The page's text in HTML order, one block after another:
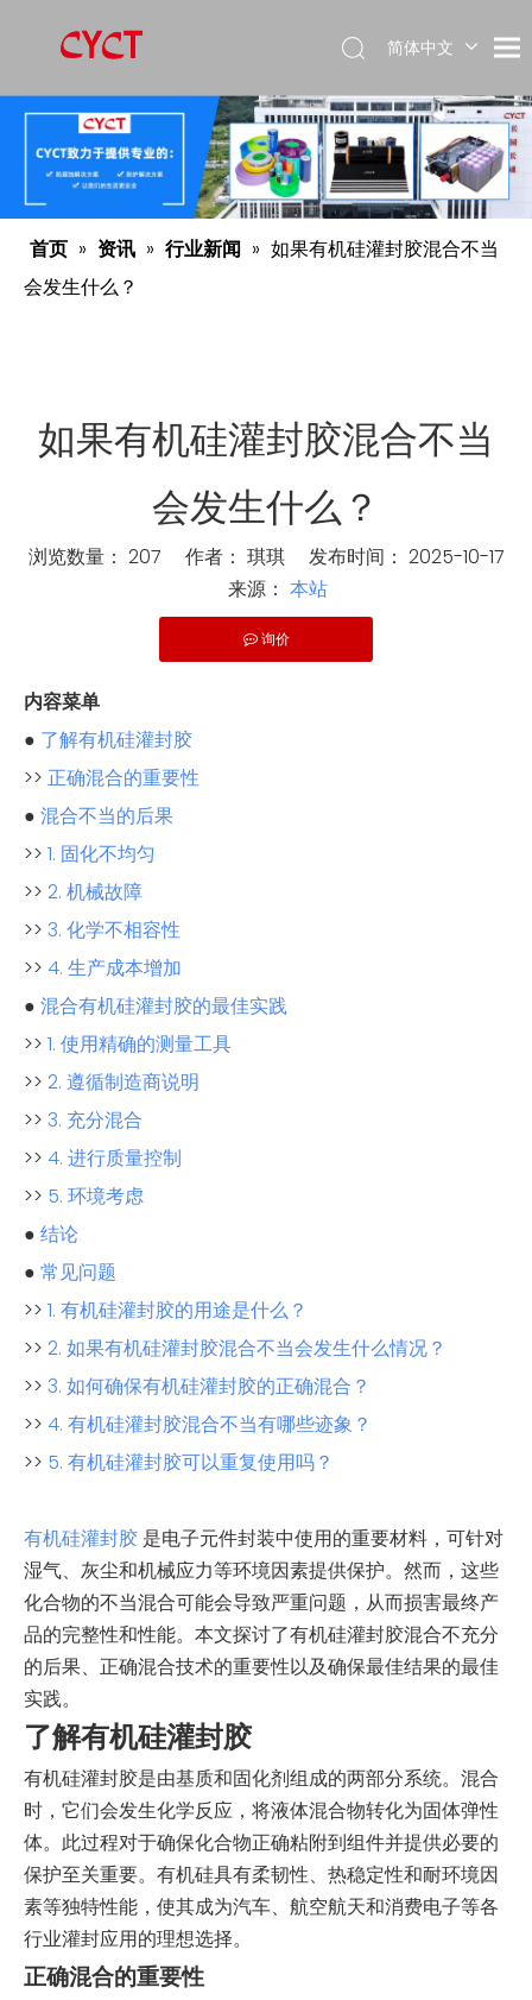
简体中文
English
首页 » 资讯 » 行业新闻 » 如果有机硅灌封胶混合不当
会发生什么？
如果有机硅灌封胶混合不当
会发生什么？
浏览数量： 207 作者： 琪琪 发布时间： 2025-10-17
来源： 本站
询价
["wechat"]
内容菜单
● 了解有机硅灌封胶
>> 正确混合的重要性
● 混合不当的后果
>> 1. 固化不均匀
>> 2. 机械故障
>> 3. 化学不相容性
>> 4. 生产成本增加
● 混合有机硅灌封胶的最佳实践
>> 1. 使用精确的测量工具
>> 2. 遵循制造商说明
>> 3. 充分混合
>> 4. 进行质量控制
>> 5. 环境考虑
● 结论
● 常见问题
>> 1. 有机硅灌封胶的用途是什么？
>> 2. 如果有机硅灌封胶混合不当会发生什么情况？
>> 3. 如何确保有机硅灌封胶的正确混合？
>> 4. 有机硅灌封胶混合不当有哪些迹象？
>> 5. 有机硅灌封胶可以重复使用吗？
有机硅灌封胶 是电子元件封装中使用的重要材料，可针对
湿气、灰尘和机械应力等环境因素提供保护。然而，这些
化合物的不当混合可能会导致严重问题，从而损害最终产
品的完整性和性能。本文探讨了有机硅灌封胶混合不充分
的后果、正确混合技术的重要性以及确保最佳结果的最佳
实践。
了解有机硅灌封胶
有机硅灌封胶是由基质和固化剂组成的两部分系统。混合
时，它们会发生化学反应，将液体混合物转化为固体弹性
体。此过程对于确保化合物正确粘附到组件并提供必要的
保护至关重要。有机硅具有柔韧性、热稳定性和耐环境因
素等独特性能，使其成为汽车、航空航天和消费电子等各
行业灌封应用的理想选择。
正确混合的重要性